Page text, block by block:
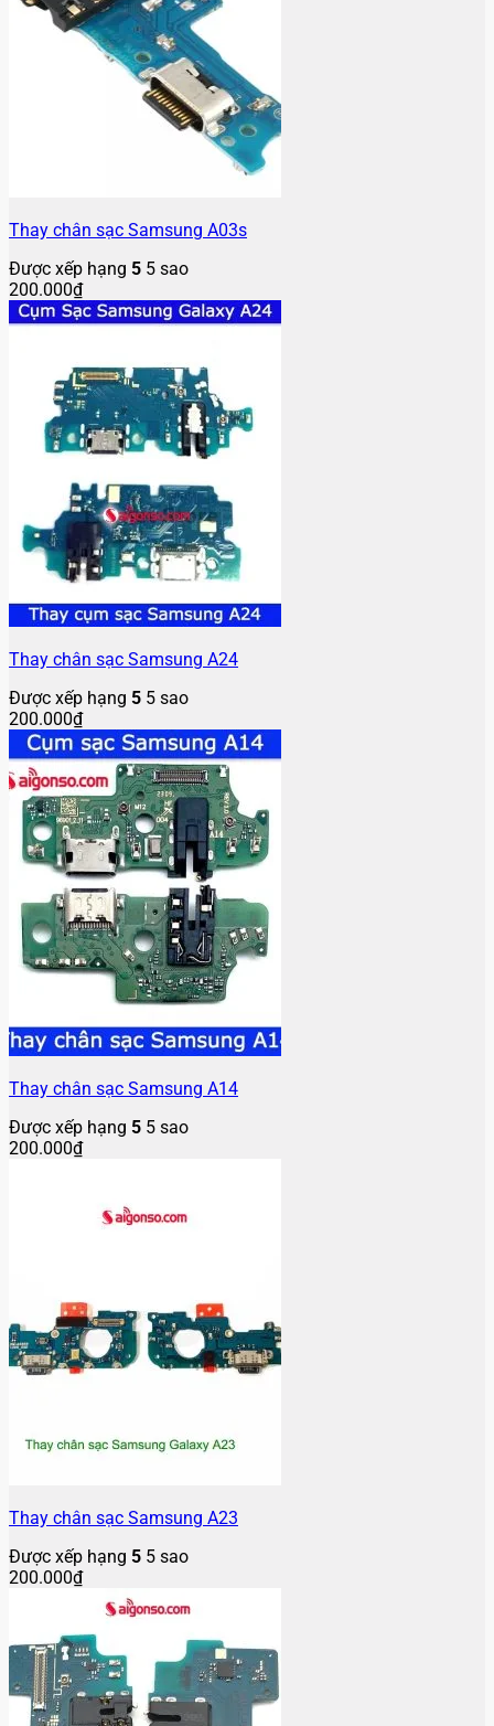
Thay chân sạc Samsung A03s
Được xếp hạng 5 5 sao
200.000₫
Thay chân sạc Samsung A24
Được xếp hạng 5 5 sao
200.000₫
Thay chân sạc Samsung A14
Được xếp hạng 5 5 sao
200.000₫
Thay chân sạc Samsung A23
Được xếp hạng 5 5 sao
200.000₫